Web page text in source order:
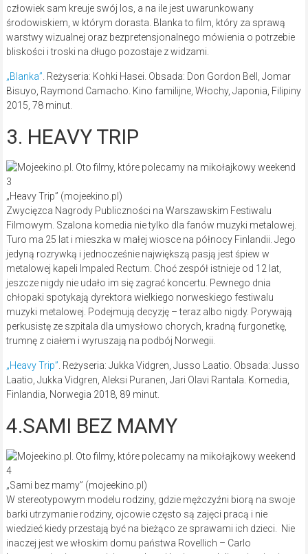
człowiek sam kreuje swój los, a na ile jest uwarunkowany
środowiskiem, w którym dorasta. Blanka to film, który za sprawą
warstwy wizualnej oraz bezpretensjonalnego mówienia o potrzebie
bliskości i troski na długo pozostaje z widzami.
„Blanka” . Reżyseria: Kohki Hasei. Obsada: Don Gordon Bell, Jomar
Bisuyo, Raymond Camacho. Kino familijne, Włochy, Japonia, Filipiny
2015, 78 minut.
3. HEAVY TRIP
„Heavy Trip” (mojeekino.pl)
Zwycięzca Nagrody Publiczności na Warszawskim Festiwalu
Filmowym. Szalona komedia nie tylko dla fanów muzyki metalowej.
Turo ma 25 lat i mieszka w małej wiosce na północy Finlandii. Jego
jedyną rozrywką i jednocześnie największą pasją jest śpiew w
metalowej kapeli Impaled Rectum. Choć zespół istnieje od 12 lat,
jeszcze nigdy nie udało im się zagrać koncertu. Pewnego dnia
chłopaki spotykają dyrektora wielkiego norweskiego festiwalu
muzyki metalowej. Podejmują decyzję – teraz albo nigdy. Porywają
perkusistę ze szpitala dla umysłowo chorych, kradną furgonetkę,
trumnę z ciałem i wyruszają na podbój Norwegii.
„Heavy Trip” . Reżyseria: Jukka Vidgren, Jusso Laatio. Obsada: Jusso
Laatio, Jukka Vidgren, Aleksi Puranen, Jari Olavi Rantala. Komedia,
Finlandia, Norwegia 2018, 89 minut.
4.SAMI BEZ MAMY
„Sami bez mamy” (mojeekino.pl)
W stereotypowym modelu rodziny, gdzie mężczyźni biorą na swoje
barki utrzymanie rodziny, ojcowie często są zajęci pracą i nie
wiedzieć kiedy przestają być na bieżąco ze sprawami ich dzieci. Nie
inaczej jest we włoskim domu państwa Rovellich – Carlo